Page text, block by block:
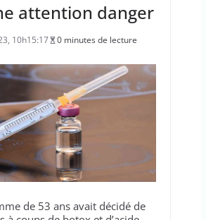
attention danger
10h15:17
0 minutes de lecture
de 53 ans avait décidé de